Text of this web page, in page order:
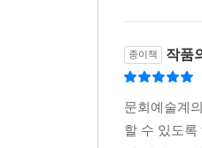
종이책 작품
문회예술계
할 수 있도